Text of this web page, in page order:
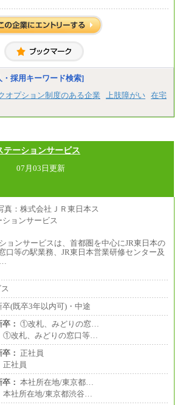
通
279,000円以上
4,185,000円以上
やご経験に応じて決定します
間中の給与も同様です
採用キーワード検索]
オプション制度のある企業 上肢障がい 在宅
テーションサービス
07月03日更新
ョンサービスは、首都圏を中心にJR東日本の
口等の駅業務、JR東日本営業研修センター及
…
卒(既卒3年以内可)・中途
： ①改札、みどりの窓…
①改札、みどりの窓口等…
： 正社員
正社員
： 本社所在地/東京都…
本社所在地/東京都渋谷…